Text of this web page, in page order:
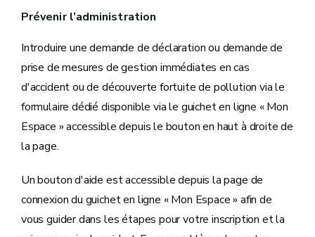
Prévenir l’administration
Introduire une demande de déclaration ou demande de
prise de mesures de gestion immédiates en cas
d'accident ou de découverte fortuite de pollution via le
formulaire dédié disponible via le guichet en ligne « Mon
Espace » accessible depuis le bouton en haut à droite de
la page.
Un bouton d'aide est accessible depuis la page de
connexion du guichet en ligne « Mon Espace » afin de
vous guider dans les étapes pour votre inscription et la